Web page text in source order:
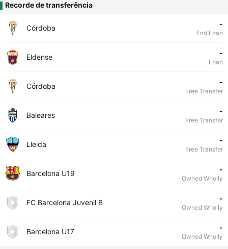
Recorde de transferência
Córdoba -
End Loan
Eldense -
Loan
Córdoba -
Free Transfer
Baleares -
Free Transfer
Lleida -
Free Transfer
Barcelona U19 -
Owned Wholly
FC Barcelona Juvenil B -
Owned Wholly
Barcelona U17 -
Owned Wholly